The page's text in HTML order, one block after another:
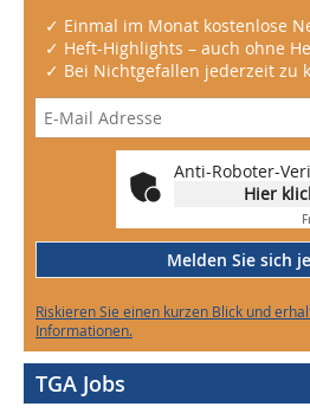
✓ Einmal im Monat kostenlose
✓ Heft-Highlights – auch ohne
✓ Bei Nichtgefallen jederzeit zu
Anti-Roboter-
Hier
Melden Sie sich
Riskieren Sie einen kurzen Blick und
Informationen.
TGA Jobs